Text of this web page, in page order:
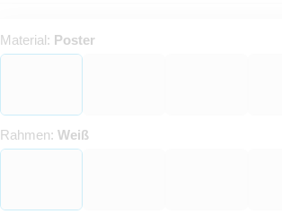
Material: Poster
Rahmen: Weiß